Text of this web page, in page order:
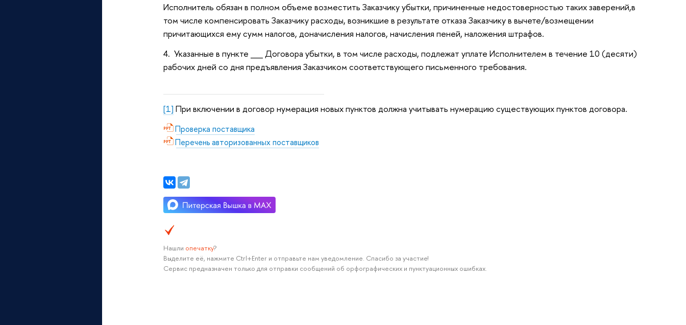
Исполнитель обязан в полном объеме возместить Заказчику убытки, причиненные недостоверностью таких заверений,в
том числе компенсировать Заказчику расходы, возникшие в результате отказа Заказчику в вычете/возмещении
причитающихся ему сумм налогов, доначисления налогов, начисления пеней, наложения штрафов.
4. Указанные в пункте __ Договора убытки, в том числе расходы, подлежат уплате Исполнителем в течение 10 (десяти)
рабочих дней со дня предъявления Заказчиком соответствующего письменного требования.
[1] При включении в договор нумерация новых пунктов должна учитывать нумерацию существующих пунктов договора.
Проверка поставщика
Перечень авторизованных поставщиков
Нашли опечатку?
Выделите её, нажмите Ctrl+Enter и отправьте нам уведомление. Спасибо за участие!
Сервис предназначен только для отправки сообщений об орфографических и пунктуационных ошибках.